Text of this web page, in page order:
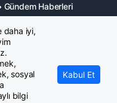
Gündem Haberleri
KPSS Haberleri
Eğitim Haberleri
Maaş Verileri Haberleri
daha iyi,
sosyal
bilgi
Kabul Et